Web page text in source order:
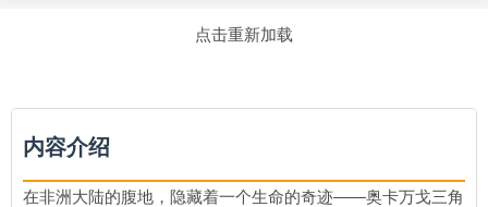
点击重新加载
内容介绍
在非洲大陆的腹地，隐藏着一个生命的奇迹——奥卡万戈三角